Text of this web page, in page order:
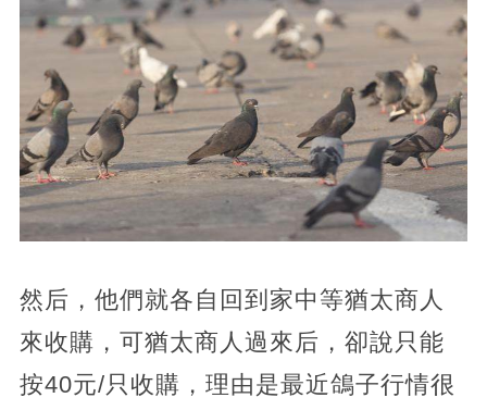
然后，他們就各自回到家中等猶太商人
來收購，可猶太商人過來后，卻說只能
按40元/只收購，理由是最近鴿子行情很